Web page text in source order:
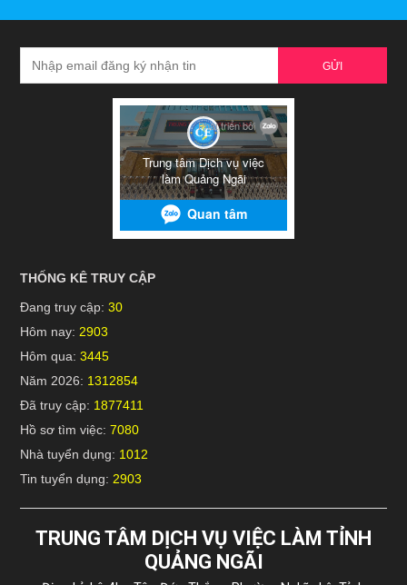
GỬI
THỐNG KÊ TRUY CẬP
Đang truy cập: 30
Hôm nay: 2903
Hôm qua: 3445
Năm 2026: 1312854
Đã truy cập: 1877411
Hồ sơ tìm việc: 7080
Nhà tuyển dụng: 1012
Tin tuyển dụng: 2903
TRUNG TÂM DỊCH VỤ VIỆC LÀM TỈNH
QUẢNG NGÃI